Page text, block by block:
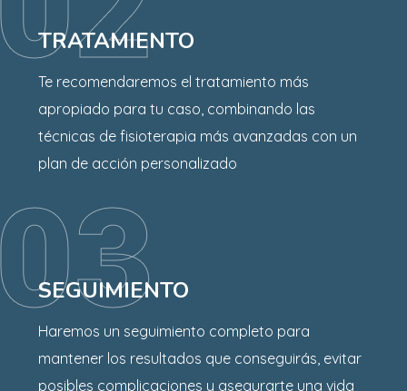
TRATAMIENTO
Te recomendaremos el tratamiento más
apropiado para tu caso, combinando las
técnicas de fisioterapia más avanzadas con un
plan de acción personalizado
SEGUIMIENTO
Haremos un seguimiento completo para
mantener los resultados que conseguirás, evitar
posibles complicaciones y asegurarte una vida